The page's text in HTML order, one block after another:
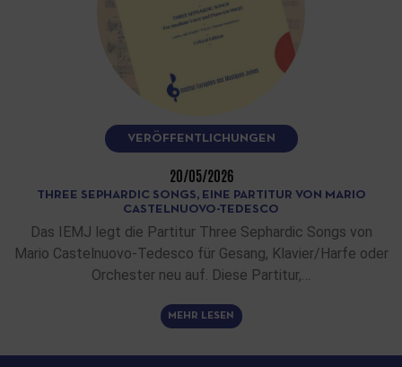
VERÖFFENTLICHUNGEN
20/05/2026
THREE SEPHARDIC SONGS, EINE PARTITUR VON MARIO
CASTELNUOVO-TEDESCO
Das IEMJ legt die Partitur Three Sephardic Songs von
Mario Castelnuovo-Tedesco für Gesang, Klavier/Harfe oder
Orchester neu auf. Diese Partitur,…
MEHR LESEN